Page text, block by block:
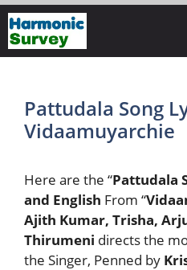
Skip
to
content
Pattudala Song
Vidaamuyarchie
Here are the “Pattudala
and English From “
Ajith Kumar, Trisha,
Thirumeni directs the
the Singer, Penned by